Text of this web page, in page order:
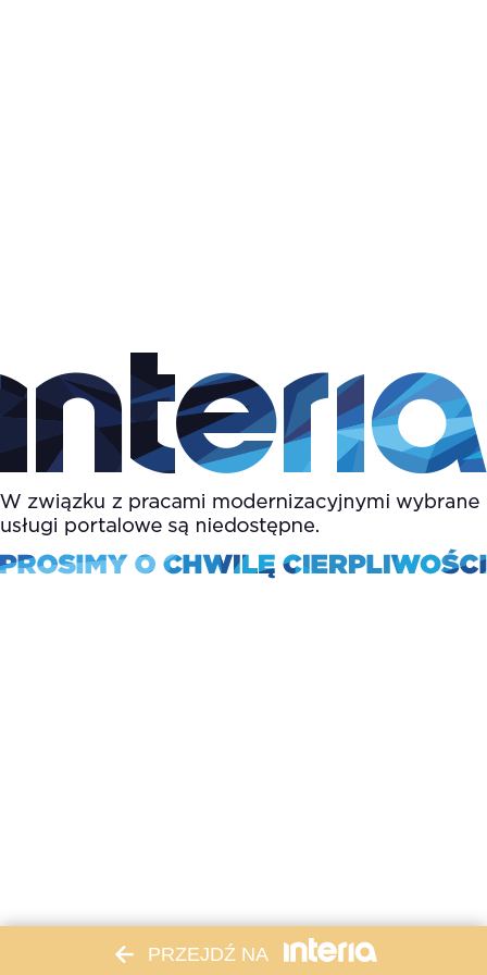
PRZEJDŹ NA